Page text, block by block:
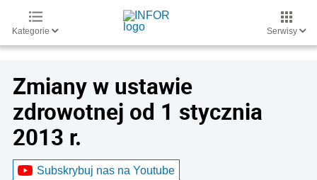
Kategorie Serwisy
Zmiany w ustawie
zdrowotnej od 1 stycznia
2013 r.
Subskrybuj nas na Youtube